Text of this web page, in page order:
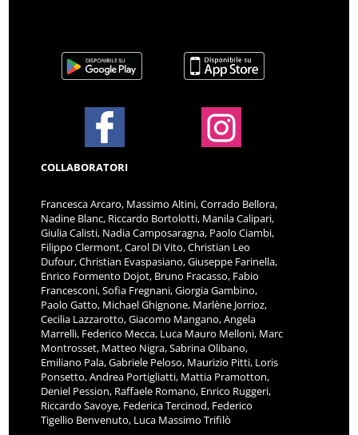
COLLABORATORI
Francesca Arcaro, Massimo Altini, Corrado Bellora,
Nadine Blanc, Riccardo Bortolotti, Manila Calipari,
Giulia Calisti, Nadia Camposaragna, Paolo Ciambi,
Filippo Clermont, Carol Di Vito, Christian Leo
Dufour, Christian Evaspasiano, Giuseppe Farinella,
Enrico Formento Dojot, Bruno Fracasso, Fabio
Francesconi, Sofia Fregnani, Giorgia Gambino,
Paolo Gatto, Michael Ghignone, Marlène Jorrioz,
Cecilia Lazzarotto, Giacomo Mangano, Angela
Marrelli, Federico Mecca, Luca Mauro Melloni, Marc
Montrosset, Matteo Nigra, Sabrina Olibano,
Emiliano Pala, Gabriele Peloso, Maurizio Pitti, Loris
Ponsetto, Andrea Portigliatti, Mattia Pramotton,
Deniel Pession, Raffaele Romano, Enrico Ruggeri,
Riccardo Savoye, Federica Tercinod, Federico
Tigellio Benvenuto, Luca Massimo Trifilò